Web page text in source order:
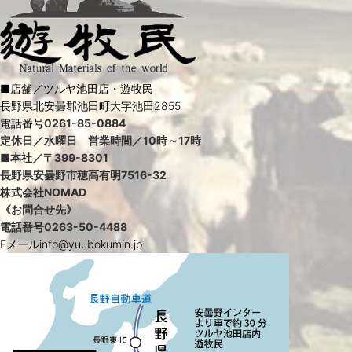
■店舗／ツルヤ池田店・遊牧民
長野県北安曇郡池田町大字池田2855
電話番号0261-85-0884
定休日／水曜日 営業時間／10時～17時
■本社／〒399-8301
長野県安曇野市穂高有明7516-32
株式会社NOMAD
《お問合せ先》
電話番号0263-50-4488
Eメールinfo@yuubokumin.jp